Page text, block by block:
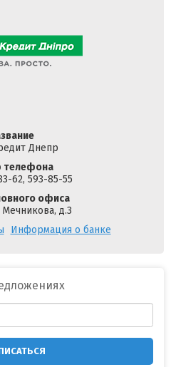
Днепр
телефона
62, 593-85-55
офиса
Мечникова, д.3
Информация о банке